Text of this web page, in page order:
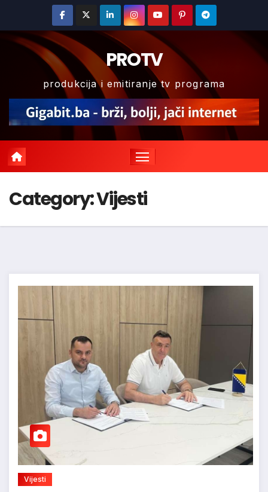
content
PROTV
produkcija i emitiranje tv programa
Category:Vijesti
Vijesti